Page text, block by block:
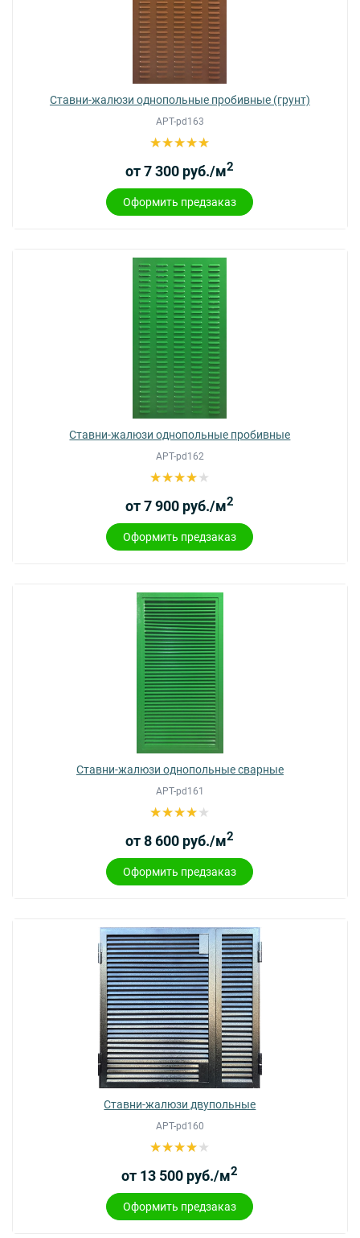
Ставни-жалюзи однопольные пробивные (грунт)
АРТ-pd163
от 7 300 руб./м2
Оформить предзаказ
Ставни-жалюзи однопольные пробивные
АРТ-pd162
от 7 900 руб./м2
Оформить предзаказ
Ставни-жалюзи однопольные сварные
АРТ-pd161
от 8 600 руб./м2
Оформить предзаказ
Ставни-жалюзи двупольные
АРТ-pd160
от 13 500 руб./м2
Оформить предзаказ